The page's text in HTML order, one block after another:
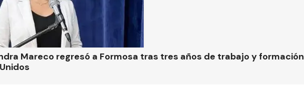
Mareco regresó a Formosa tras tres años de trabajo y formación